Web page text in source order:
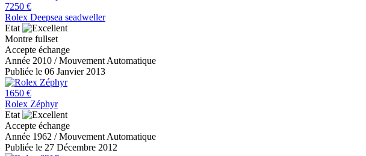
7250 €
Rolex Deepsea seadweller
Etat
Montre fullset
Accepte échange
Année 2010 / Mouvement Automatique
Publiée le 06 Janvier 2013
1650 €
Rolex Zéphyr
Etat
Accepte échange
Année 1962 / Mouvement Automatique
Publiée le 27 Décembre 2012